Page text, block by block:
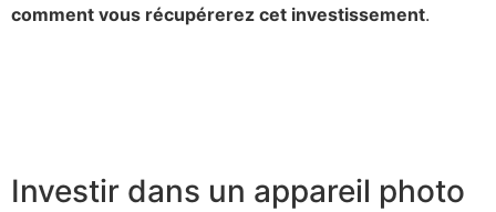
comment vous récupérerez cet investissement.
Investir dans un appareil photo